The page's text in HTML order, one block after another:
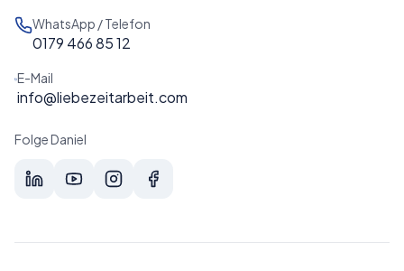
WhatsApp / Telefon
0179 466 85 12
E-Mail
info@liebezeitarbeit.com
Folge Daniel